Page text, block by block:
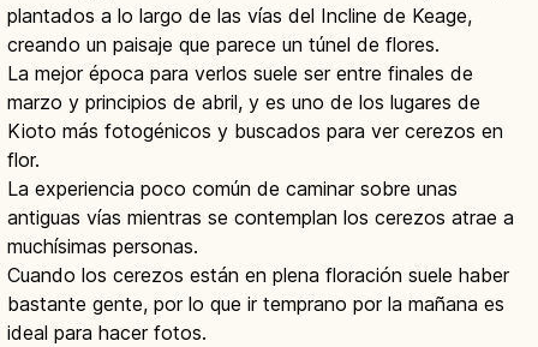
plantados a lo largo de las vías del Incline de Keage,
creando un paisaje que parece un túnel de flores.
La mejor época para verlos suele ser entre finales de
marzo y principios de abril, y es uno de los lugares de
Kioto más fotogénicos y buscados para ver cerezos en
flor.
La experiencia poco común de caminar sobre unas
antiguas vías mientras se contemplan los cerezos atrae a
muchísimas personas.
Cuando los cerezos están en plena floración suele haber
bastante gente, por lo que ir temprano por la mañana es
ideal para hacer fotos.